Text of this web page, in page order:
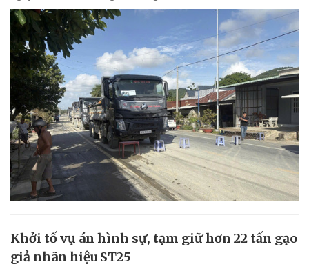
Khởi tố vụ án hình sự, tạm giữ hơn 22 tấn gạo
giả nhãn hiệu ST25